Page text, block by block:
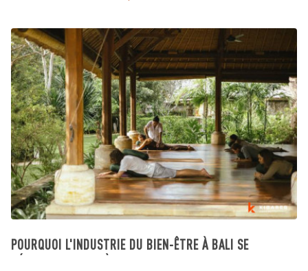
POURQUOI L'INDUSTRIE DU BIEN-ÊTRE À BALI SE
DÉVELOPPE AU-DELÀ DU TOURISME